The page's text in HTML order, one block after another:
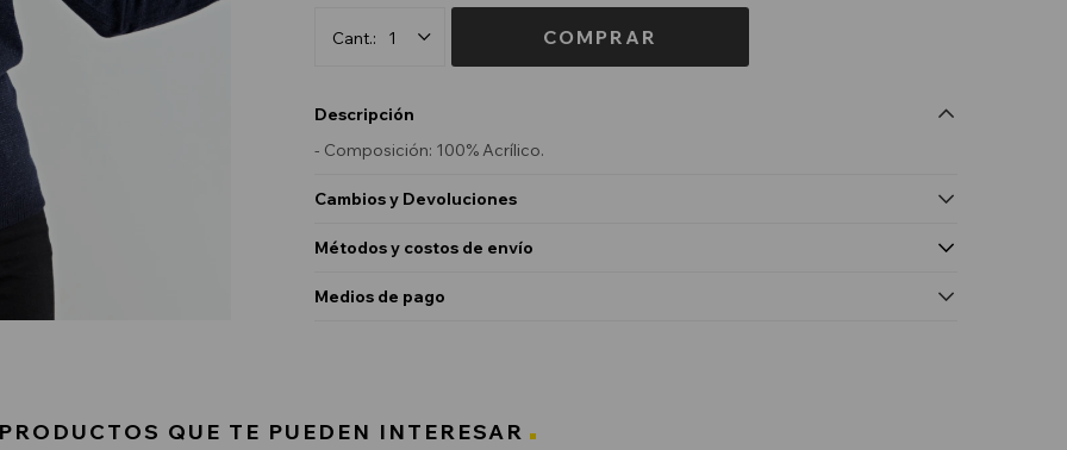
1 COMPRAR
Descripción
- Composición: 100% Acrílico.
Cambios y Devoluciones
Métodos y costos de envío
Medios de pago
PRODUCTOS QUE TE PUEDEN INTERESAR